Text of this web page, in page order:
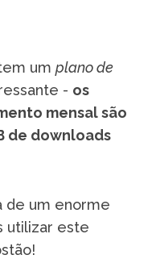
um plano de
- os
mensal são
de downloads
de um enorme
utilizar este